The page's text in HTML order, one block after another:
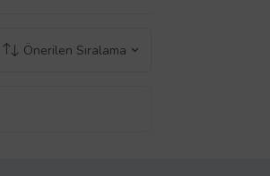
Önerilen Sıralama